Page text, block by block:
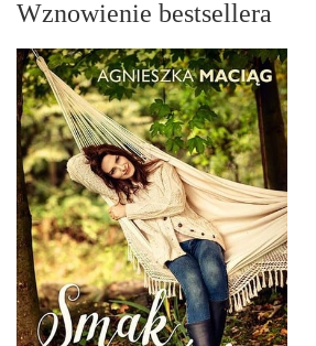
Wznowienie bestsellera